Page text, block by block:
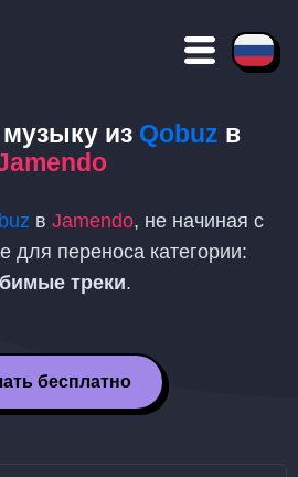
из Qobuz в
в Jamendo, не начиная с
для переноса категории:
треки.
бесплатно